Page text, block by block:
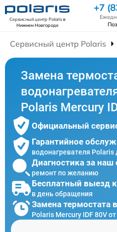
Сервисный центр Polarisв
Нижнем Новгороде
+7
Сервисный центр Polaris
Замена
Polaris Mercury
Официальный
Гарантийное
водонагревателя Polaris
Диагностика за наш
ремонт по желанию
Бесплатный выезд
в день обращения
Замена термостата
Polaris Mercury IDF 80V